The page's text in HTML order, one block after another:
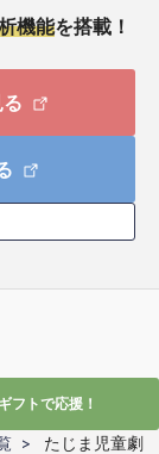
機能を搭載！
ギフトで応援！
たじま児童劇